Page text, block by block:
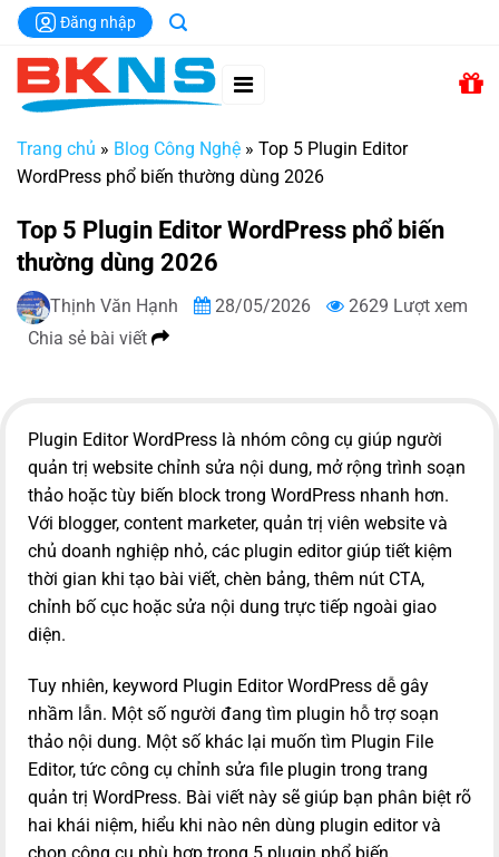
Chuyển
đến
dung
Đăng nhập
Trang chủ » Blog Công Nghệ » Top 5 Plugin Editor
WordPress phổ biến thường dùng 2026
Top 5 Plugin Editor WordPress phổ biến
thường dùng 2026
Thịnh Văn Hạnh 28/05/2026
2629 Lượt xem
Chia sẻ bài viết
Plugin Editor WordPress là nhóm công cụ giúp người
quản trị website chỉnh sửa nội dung, mở rộng trình soạn
thảo hoặc tùy biến block trong WordPress nhanh hơn.
Với blogger, content marketer, quản trị viên website và
chủ doanh nghiệp nhỏ, các plugin editor giúp tiết kiệm
thời gian khi tạo bài viết, chèn bảng, thêm nút CTA,
chỉnh bố cục hoặc sửa nội dung trực tiếp ngoài giao
diện.
Tuy nhiên, keyword Plugin Editor WordPress dễ gây
nhầm lẫn. Một số người đang tìm plugin hỗ trợ soạn
thảo nội dung. Một số khác lại muốn tìm Plugin File
Editor, tức công cụ chỉnh sửa file plugin trong trang
quản trị WordPress. Bài viết này sẽ giúp bạn phân biệt rõ
hai khái niệm, hiểu khi nào nên dùng plugin editor và
chọn công cụ phù hợp trong 5 plugin phổ biến.